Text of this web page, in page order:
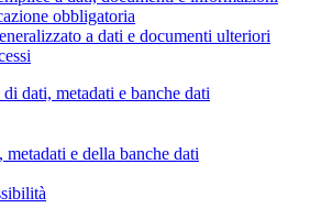
obbligatoria
a dati e documenti ulteriori
dati, metadati e banche dati
e della banche dati